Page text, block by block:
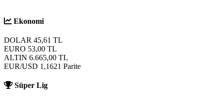
Ekonomi
DOLAR 45,61 TL
EURO 53,00 TL
ALTIN 6.665,00 TL
EUR/USD 1,1621 Parite
Süper Lig